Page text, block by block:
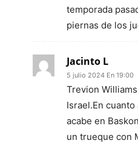
temporada
piernas de los
Jacinto L
5 julio 2024 En 19:00
Trevion
Israel.En
acabe en
un trueque con